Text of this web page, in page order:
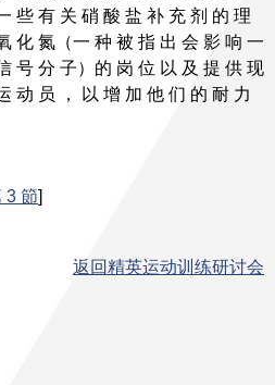
些 有 关 硝 酸 盐 补 充 剂 的 理
化 氮（一 种 被 指 出 会 影 响 一
号 分 子）的 岗 位 以 及 提 供 现
动 员 ， 以 增 加 他 们 的 耐 力
3 節]
返回精英运动训练研讨会